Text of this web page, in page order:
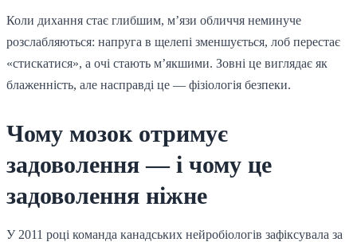
Коли дихання стає глибшим, м’язи обличчя неминуче
розслабляються: напруга в щелепі зменшується, лоб перестає
«стискатися», а очі стають м’якшими. Зовні це виглядає як
блаженність, але насправді це — фізіологія безпеки.
Чому мозок отримує
задоволення — і чому це
задоволення ніжне
У 2011 році команда канадських нейробіологів зафіксувала за